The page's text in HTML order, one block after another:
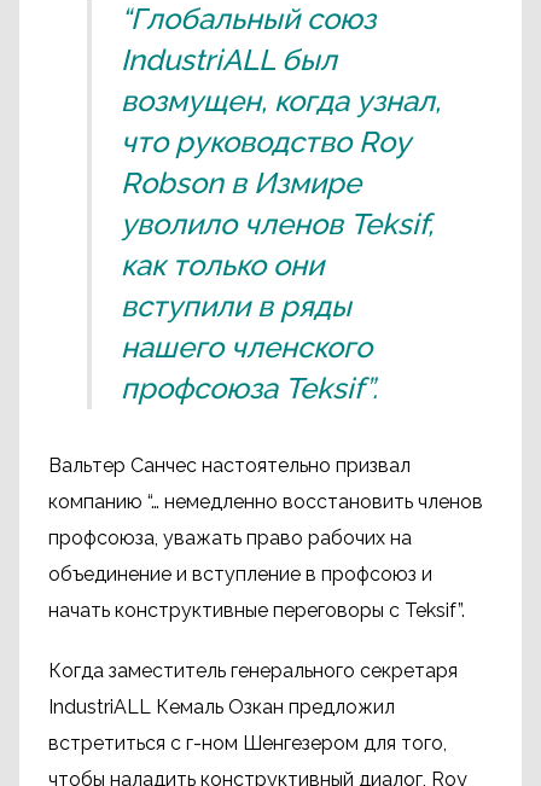
“Глобальный союз
IndustriALL был
возмущен, когда узнал,
что руководство Roy
Robson в Измире
уволило членов Teksif,
как только они
вступили в ряды
нашего членского
профсоюза Teksif”.
Вальтер Санчес настоятельно призвал
компанию “… немедленно восстановить членов
профсоюза, уважать право рабочих на
объединение и вступление в профсоюз и
начать конструктивные переговоры с Teksif”.
Когда заместитель генерального секретаря
IndustriALL Кемаль Озкан предложил
встретиться с г-ном Шенгезером для того,
чтобы наладить конструктивный диалог, Roy